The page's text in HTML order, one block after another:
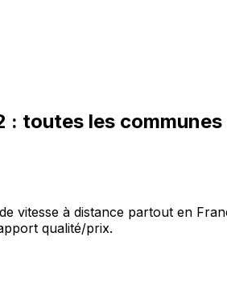
: toutes les
à distance partout en
qualité/prix.